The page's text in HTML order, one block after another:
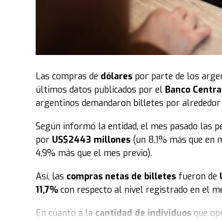
eventos evangelísticos recolectando
una intensa vigilia de 24 horas
nivel local y mundial clamarán por cada
anteriores, la organización destaca que esta
Un movimiento global con sello chaqueño
una visión de sus pastores fundadores, hoy
evangelismo y acción social que moviliza a
está instalada en 57 países a lo largo de los
traducida a más de 10 idiomas.
En consecuencia, tras lo vivido en este fin de
replicará simultáneamente en cada una de
liderazgo de la iglesia enfatiza que cada
Las compras de dólares por parte de los
últimos datos publicados por el Banco
argentinos demandaron billetes por alrededor
Según informó la entidad, el mes pasado las
por US$2443 millones (un 8,1% más que en
4,9% más que el mes previo).
Así, las compras netas de billetes fueron de
11,7% con respecto al nivel registrado en el
En cuanto a la cantidad de individuos que